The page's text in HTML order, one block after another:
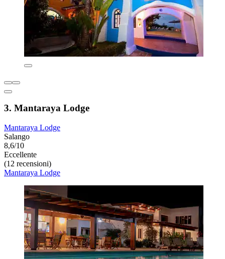
3. Mantaraya Lodge
Mantaraya Lodge
Salango
8,6/10
Eccellente
(12 recensioni)
Mantaraya Lodge